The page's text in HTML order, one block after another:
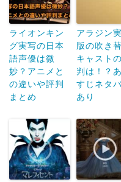
ライオンキン
グ実写の日本
語声優は微
妙？アニメと
の違いや評判
まとめ
アラジン
版の吹き
キャスト
判は！？
すじネタ
あり